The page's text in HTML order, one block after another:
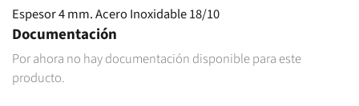
Espesor 4 mm. Acero Inoxidable 18/10
Documentación
Por ahora no hay documentación disponible para este
producto.